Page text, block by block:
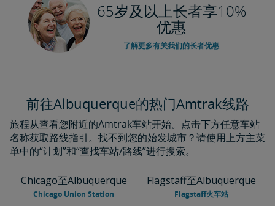
65岁及以上长者享10%
优惠
了解更多有关我们的长者优惠
前往Albuquerque的热门Amtrak线路
旅程从查看您附近的Amtrak车站开始。点击下方任意车站
名称获取路线指引。找不到您的始发城市？请使用上方主菜
单中的“计划”和“查找车站/路线”进行搜索。
Chicago至Albuquerque
Chicago Union Station
Flagstaff至Albuquerque
Flagstaff火车站